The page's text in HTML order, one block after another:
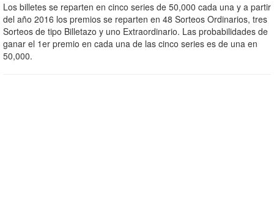
Los billetes se reparten en cinco series de 50,000 cada una y a partir
del año 2016 los premios se reparten en 48 Sorteos Ordinarios, tres
Sorteos de tipo Billetazo y uno Extraordinario. Las probabilidades de
ganar el 1er premio en cada una de las cinco series es de una en
50,000.